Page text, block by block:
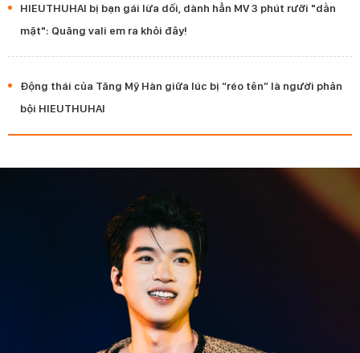
HIEUTHUHAI bị bạn gái lừa dối, dành hẳn MV 3 phút rưỡi "dằn
mặt": Quăng vali em ra khỏi đây!
Động thái của Tăng Mỹ Hàn giữa lúc bị “réo tên” là người phản
bội HIEUTHUHAI